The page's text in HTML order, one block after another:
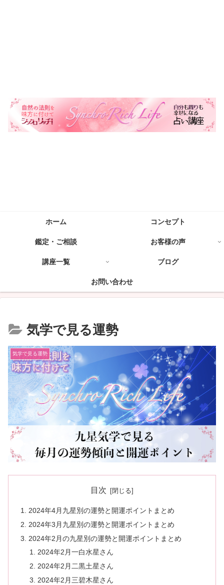
ホーム コンセプト
鑑定・ご相談 お客様の声
講座一覧 ブログ
お問い合わせ
気学で見る運勢
気学で見る運勢
目次
2024年4月九星別の運勢と開運ポイントまとめ
2024年3月九星別の運勢と開運ポイントまとめ
2024年2月の九星別の運勢と開運ポイントまとめ
2024年2月一白水星さん
2024年2月二黒土星さん
2024年2月三碧木星さん